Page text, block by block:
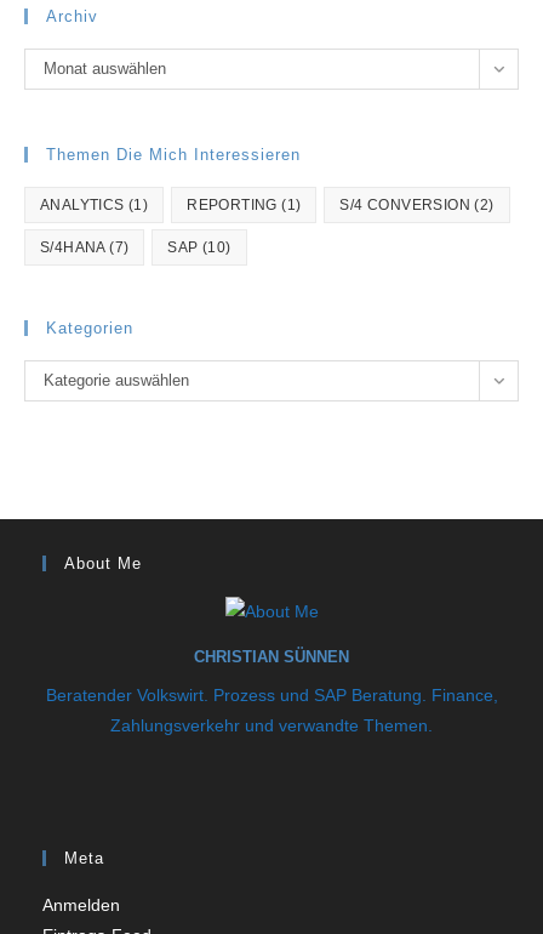
Archiv
Archiv
Monat auswählen
Themen Die Mich Interessieren
ANALYTICS (1) REPORTING (1) S/4 CONVERSION (2)
S/4HANA(7) SAP (10)
Kategorien
Kategorien
Kategorie auswählen
About Me
CHRISTIAN SÜNNEN
Beratender Volkswirt. Prozess und SAP Beratung. Finance,
Zahlungsverkehr und verwandte Themen.
Meta
Anmelden